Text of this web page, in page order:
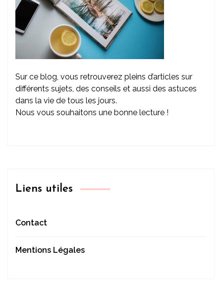
Sur ce blog, vous retrouverez pleins d’articles sur
différents sujets, des conseils et aussi des astuces
dans la vie de tous les jours.
Nous vous souhaitons une bonne lecture !
Liens utiles
Contact
Mentions Légales